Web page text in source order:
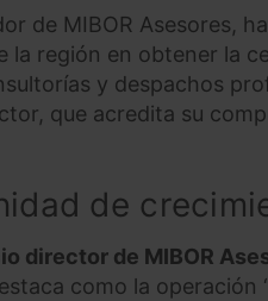
de MIBOR Asesores,
la región en obtener la
y despachos
que acredita su
de
director de MIBOR
como la operación